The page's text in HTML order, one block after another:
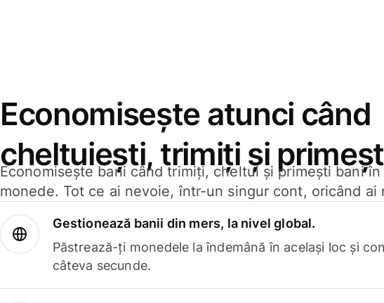
Economisește atunci când
cheltuiești, trimiți și
Economisește bani când trimiți, cheltui și primești bani
monede. Tot ce ai nevoie, într-un singur cont, oricând ai
Gestionează banii din mers, la nivel global.
Păstrează-ți monedele la îndemână în același loc și
câteva secunde.